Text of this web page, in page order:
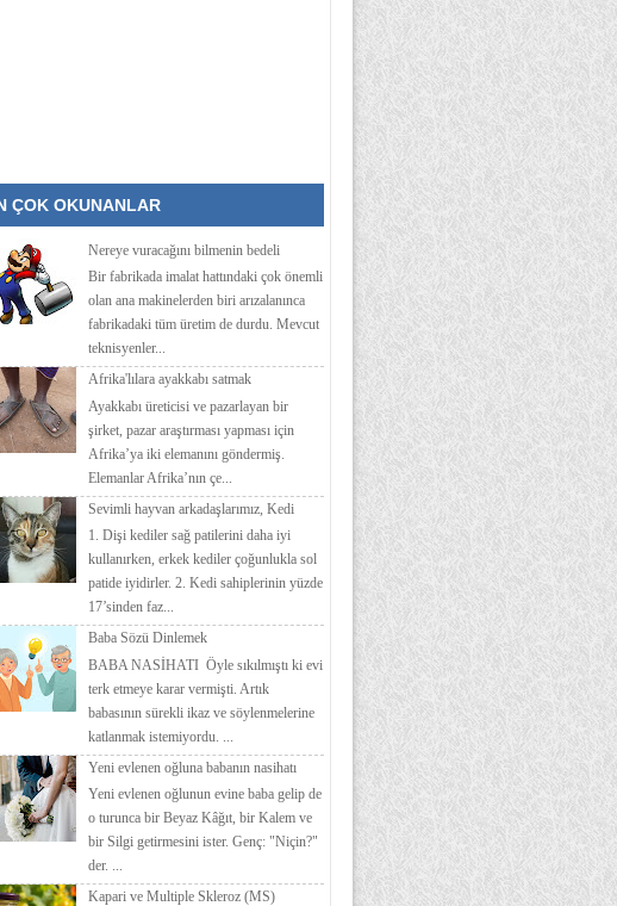
ÇOK OKUNANLAR
Nereye vuracağını bilmenin bedeli
Bir fabrikada imalat hattındaki çok önemli
olan ana makinelerden biri arızalanınca
fabrikadaki tüm üretim de durdu. Mevcut
teknisyenler...
Afrika'lılara ayakkabı satmak
Ayakkabı üreticisi ve pazarlayan bir
şirket, pazar araştırması yapması için
Afrika’ya iki elemanını göndermiş.
Elemanlar Afrika’nın çe...
Sevimli hayvan arkadaşlarımız, Kedi
1. Dişi kediler sağ patilerini daha iyi
kullanırken, erkek kediler çoğunlukla sol
patide iyidirler. 2. Kedi sahiplerinin yüzde
17’sinden faz...
Baba Sözü Dinlemek
BABA NASİHATI Öyle sıkılmıştı ki evi
terk etmeye karar vermişti. Artık
babasının sürekli ikaz ve söylenmelerine
katlanmak istemiyordu. ...
Yeni evlenen oğluna babanın nasihatı
Yeni evlenen oğlunun evine baba gelip de
o turunca bir Beyaz Kâğıt, bir Kalem ve
bir Silgi getirmesini ister. Genç: "Niçin?"
der. ...
Kapari ve Multiple Skleroz (MS)